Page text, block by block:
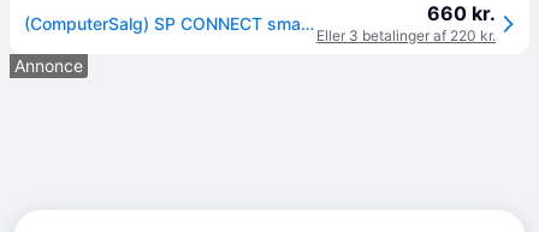
(ComputerSalg) SP CONNECT smartphone-tilbehør opladningssugemontering SPC+ 660 kr.
Eller 3 betalinger af 220 kr.
Annonce